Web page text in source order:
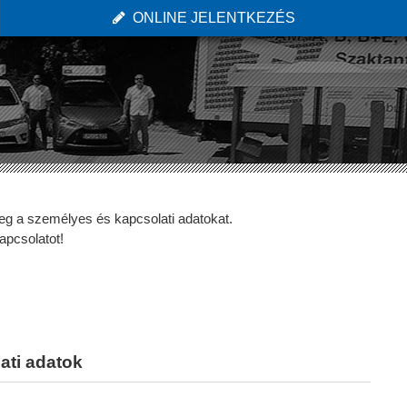
ONLINE JELENTKEZÉS
a személyes és kapcsolati adatokat.
adatok